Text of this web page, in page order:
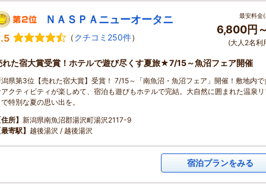
ＮＡＳＰＡニューオータニ
（クチコミ250件）
最安料金
6,800円～
(大人2名利
れた宿大賞受賞！ホテルで遊び尽くす夏旅★7/15～魚沼フェア開催
県第3位【売れた宿大賞】受賞！ 7/15～「南魚沼・魚沼フェア」開催！敷地内で
クティビティが楽しめて、宿泊も遊びもホテルで完結。大自然に囲まれた温泉リ
特別な夏の思い出を。
所】 新潟県南魚沼郡湯沢町湯沢2117-9
寄駅】 越後湯沢 / 越後湯沢
宿泊プランをみる